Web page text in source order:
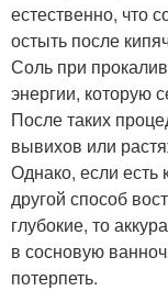
естественно, что
остыть после
Соль при
энергии, которую
После таких
вывихов или
Однако, если есть
другой способ
глубокие, то
в сосновую
потерпеть.